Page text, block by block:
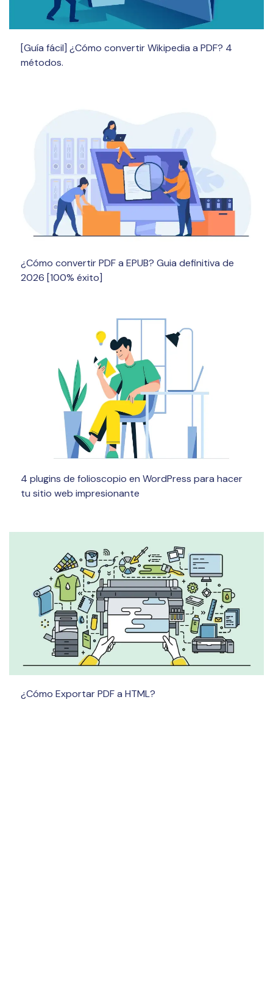
[Guía fácil] ¿Cómo convertir Wikipedia a PDF? 4
métodos.
¿Cómo convertir PDF a EPUB? Guia definitiva de
2026 [100% éxito]
4 plugins de folioscopio en WordPress para hacer
tu sitio web impresionante
¿Cómo Exportar PDF a HTML?